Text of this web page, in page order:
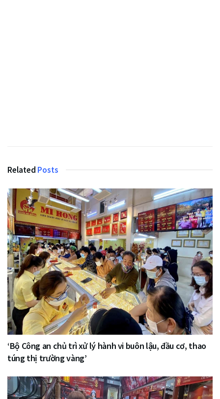
Related Posts
‘Bộ Công an chủ trì xử lý hành vi buôn lậu, đầu cơ, thao
túng thị trường vàng’